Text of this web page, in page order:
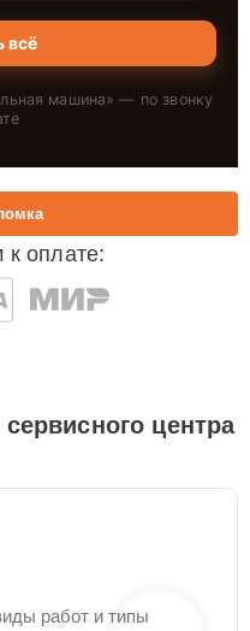
всё
машина» — по звонку
оплате:
центра
работ и типы